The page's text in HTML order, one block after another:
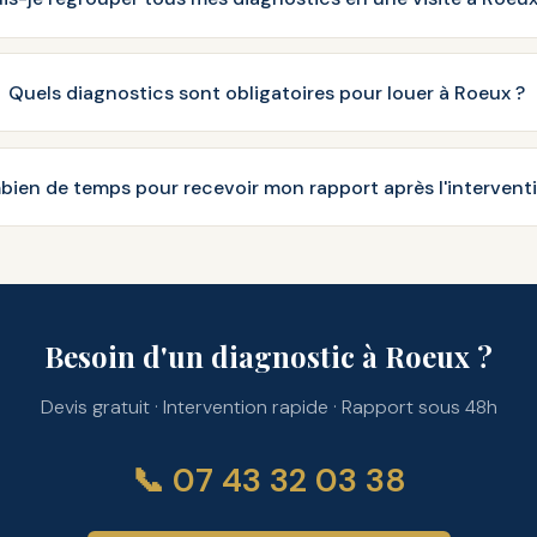
Quels diagnostics sont obligatoires pour louer à Roeux ?
de temps pour recevoir mon rapport après
Besoin d'un diagnostic à Roeux ?
Devis gratuit · Intervention rapide · Rapport sous 48h
📞 07 43 32 03 38